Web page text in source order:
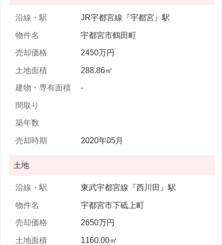
JR宇都宮線『宇都宮』駅
宇都宮市鶴田町
2450万円
288.86㎡
-
2020年05月
土地
東武宇都宮線『西川田』駅
宇都宮市下砥上町
2650万円
1160.00㎡